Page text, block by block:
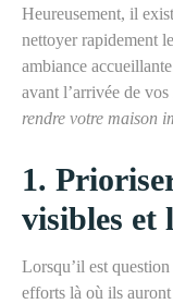
Heureusement, il
nettoyer rapidement
ambiance
avant l’arrivée de
rendre votre maison
1.
visibles et
Lorsqu’il est question
efforts là où ils